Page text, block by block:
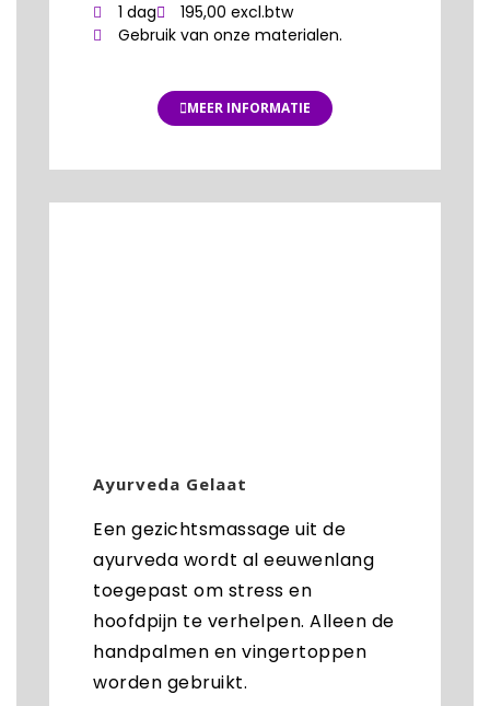
1 dag
195,00 excl.btw
Gebruik van onze materialen.
MEER INFORMATIE
Ayurveda Gelaat
Een gezichtsmassage uit de
ayurveda wordt al eeuwenlang
toegepast om stress en
hoofdpijn te verhelpen. Alleen de
handpalmen en vingertoppen
worden gebruikt.